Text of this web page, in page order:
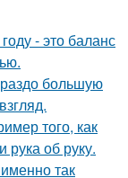
- это баланс
большую
того, как
рука об руку.
так